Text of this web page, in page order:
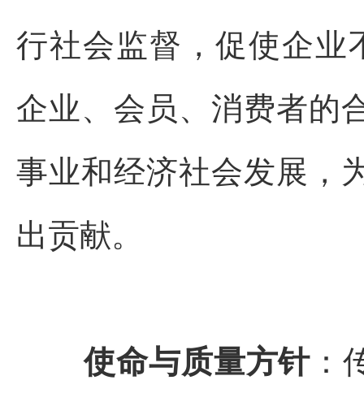
行社会监督，促使企业
企业、会员、消费者的
事业和经济社会发展，
出贡献。
使命与质量方针 ：